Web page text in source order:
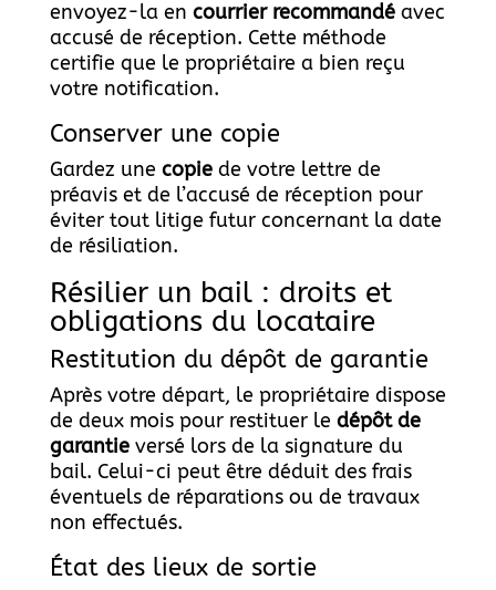
envoyez-la en courrier recommandéavec
accusé de réception. Cette méthode
certifie que le propriétaire a bien reçu
votre notification.
Conserver une copie
Gardez une copiede votre lettre de
préavis et de l’accusé de réception pour
éviter tout litige futur concernant la date
de résiliation.
Résilier un bail : droits et
obligations du locataire
Restitution du dépôt de garantie
Après votre départ, le propriétaire dispose
de deux mois pour restituer le dépôt de
garantieversé lors de la signature du
bail. Celui-ci peut être déduit des frais
éventuels de réparations ou de travaux
non effectués.
État des lieux de sortie